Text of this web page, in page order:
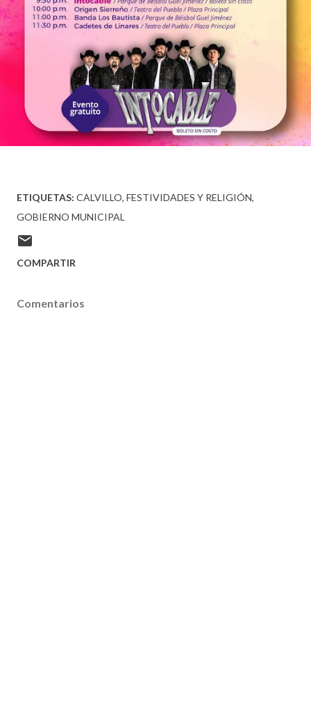
ETIQUETAS: CALVILLO FESTIVIDADES Y RELIGIÓN
GOBIERNO MUNICIPAL
COMPARTIR
Comentarios